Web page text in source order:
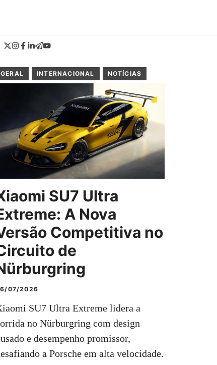
GERAL INTERNACIONAL NOTÍCIAS
SU7 Ultra
A Nova
Competitiva no
de
07/2026
SU7 Ultra Extreme lidera a
no Nürburgring com design
e desempenho promissor,
a Porsche em alta velocidade.